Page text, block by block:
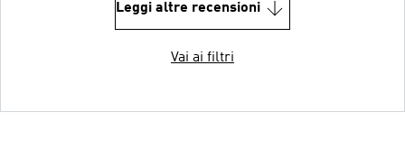
Leggi altre recensioni
Vai ai filtri